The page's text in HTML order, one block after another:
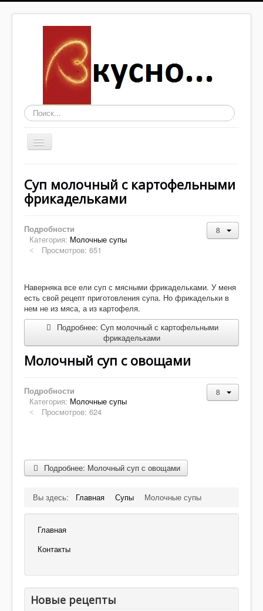
Искать...
Включить/
выключить
Выпечка
Соусы, заправки
Заготовки
Домашнее
Закуски, бутерброды
Десерты
Суп молочный с картофельными
фрикадельками
Подробности
Категория: Молочные супы
Просмотров: 651
Наверняка все ели суп с мясными фрикадельками. У меня
есть свой рецепт приготовления супа. Но фрикадельки в
нем не из мяса, а из картофеля.
Подробнее: Суп молочный с картофельными
фрикадельками
Молочный суп с овощами
Подробности
Категория: Молочные супы
Просмотров: 624
Подробнее: Молочный суп с овощами
Вы здесь: Главная Супы Молочные супы
Главная
Контакты
Новые рецепты